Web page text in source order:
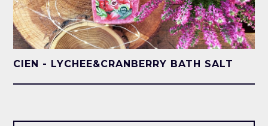
CIEN - LYCHEE&CRANBERRY BATH SALT